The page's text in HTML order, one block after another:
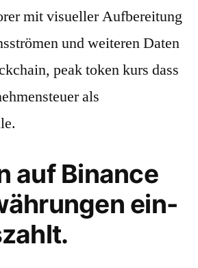
mit visueller Aufbereitung
und weiteren Daten
peak token kurs dass
als
auf Binance
ein-